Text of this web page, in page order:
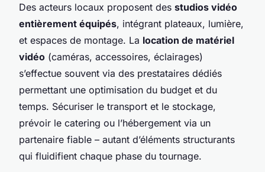
Des acteurs locaux proposent des studios vidéo
entièrement équipés, intégrant plateaux, lumière,
et espaces de montage. La location de matériel
vidéo (caméras, accessoires, éclairages)
s’effectue souvent via des prestataires dédiés
permettant une optimisation du budget et du
temps. Sécuriser le transport et le stockage,
prévoir le catering ou l’hébergement via un
partenaire fiable – autant d’éléments structurants
qui fluidifient chaque phase du tournage.